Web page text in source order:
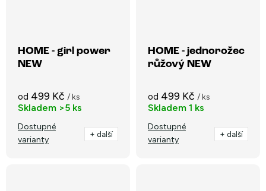
HOME - girl power
NEW
od 499 Kč / ks
Skladem >5 ks
Dostupné
varianty
+ další
HOME - jednorožec
růžový NEW
od 499 Kč / ks
Skladem 1 ks
Dostupné
varianty
+ další